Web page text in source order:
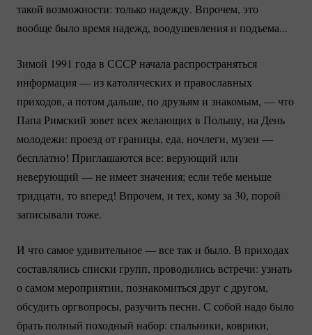
такой возможности: только надежду. Впрочем, это
вообще было время надежд, воодушевления и подъема...
Зимой 1991 года в СССР начала распространяться
информация — из католических и православных
приходов, а потом дальше, по друзьям и знакомым, — что
Папа Римский зовет всех желающих в Польшу, на День
молодежи: проезд от границы, еда, ночлеги, музеи —
бесплатно! Приглашаются все: верующий или
неверующий — не имеет значения; если тебе меньше
тридцати, то вперед! Впрочем, и тех, кому за 30, порой
записывали тоже.
И что самое удивительное — все так и было. В приходах
составлялись списки групп, проводились встречи: узнать
о самом мероприятии, познакомиться друг с другом,
обсудить оргвопросы, разучить песни. С собой надо было
брать полный походный набор: спальники, коврики,